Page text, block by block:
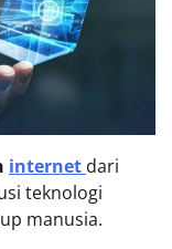
internet dari
teknologi
manusia.